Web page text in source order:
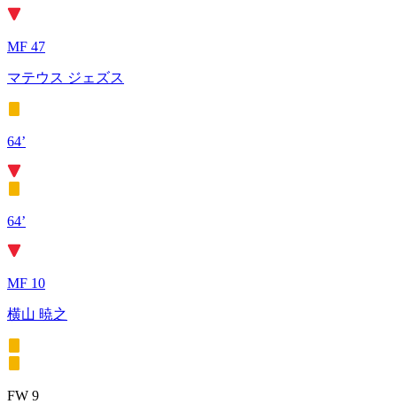
MF 47
マテウス ジェズス
64’
64’
MF 10
横山 暁之
FW 9